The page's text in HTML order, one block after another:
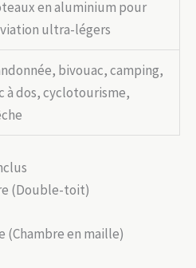
en aluminium pour
ultra-légers
bivouac, camping,
à dos, cyclotourisme,
(Double-toit)
(Chambre en maille)